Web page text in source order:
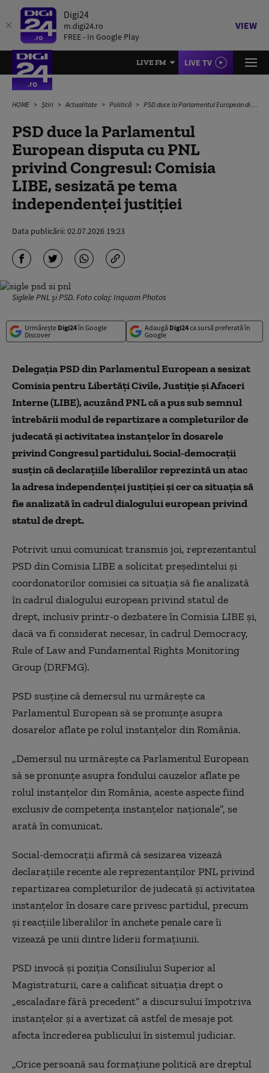
Digi24
m.digi24.ro
FREE - In Google Play
VIEW
LIVE FM LIVE TV
HOME Știri Actualitate Politică PSD duce la Parlamentul European disputa cu PNL privind Congresul: Comisia LIBE, sesizată pe tema independenței justiției
PSD duce la Parlamentul
European disputa cu PNL
privind Congresul: Comisia
LIBE, sesizată pe tema
independenței justiției
Data publicării:02.07.2026 19:23
Siglele PNL și PSD. Foto colaj: Inquam Photos
Urmărește Digi24în Google
Discover
Adaugă Digi24ca sursă preferată în
Google
Delegația PSD din Parlamentul European a sesizat
Comisia pentru Libertăți Civile, Justiție și Afaceri
Interne (LIBE), acuzând PNL că a pus sub semnul
întrebării modul de repartizare a completurilor de
judecată și activitatea instanțelor în dosarele
privind Congresul partidului. Social-democrații
susțin că declarațiile liberalilor reprezintă un atac
la adresa independenței justiției și cer ca situația să
fie analizată în cadrul dialogului european privind
statul de drept.
Potrivit unui comunicat transmis joi, reprezentantul
PSD din Comisia LIBE a solicitat președintelui și
coordonatorilor comisiei ca situația să fie analizată
în cadrul dialogului european privind statul de
drept, inclusiv printr-o dezbatere în Comisia LIBE și,
dacă va fi considerat necesar, în cadrul Democracy,
Rule of Law and Fundamental Rights Monitoring
Group (DRFMG).
PSD susține că demersul nu urmărește ca
Parlamentul European să se pronunțe asupra
dosarelor aflate pe rolul instanțelor din România.
„Demersul nu urmărește ca Parlamentul European
să se pronunțe asupra fondului cauzelor aflate pe
rolul instanțelor din România, aceste aspecte fiind
exclusiv de competența instanțelor naționale”, se
arată în comunicat.
Social-democrații afirmă că sesizarea vizează
declarațiile recente ale reprezentanților PNL privind
repartizarea completurilor de judecată și activitatea
instanțelor în dosare care privesc partidul, precum
și reacțiile liberalilor în anchete penale care îi
vizează pe unii dintre liderii formațiunii.
PSD invocă și poziția Consiliului Superior al
Magistraturii, care a calificat situația drept o
„escaladare fără precedent” a discursului împotriva
instanțelor și a avertizat că astfel de mesaje pot
afecta încrederea publicului în sistemul judiciar.
„Orice persoană sau formațiune politică are dreptul